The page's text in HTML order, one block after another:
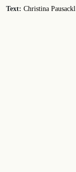
Text: Christina Pausackl